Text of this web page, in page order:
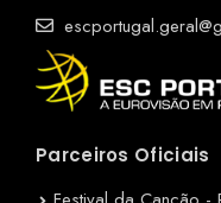
Parceiros Oficiais